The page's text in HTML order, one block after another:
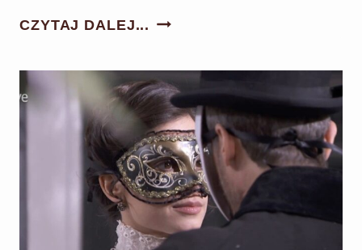
CZYTAJ DALEJ... AKACJOWA
602:
CONSUELO
ZOSTAWIA
CÓRCE
MAJĄTEK!